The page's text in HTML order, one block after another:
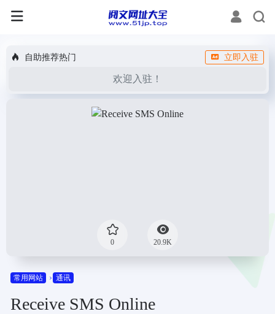
自助推荐热门 立即入驻
欢迎入驻！
0 20.9K
常用网站 通讯
Receive SMS Online